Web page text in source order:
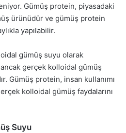
Gümüş protein, piyasadaki
ürünüdür ve gümüş protein
yapılabilir.
gümüş suyu olarak
gerçek kolloidal gümüş
Gümüş protein, insan kullanımı
kolloidal gümüş faydalarını
Suyu